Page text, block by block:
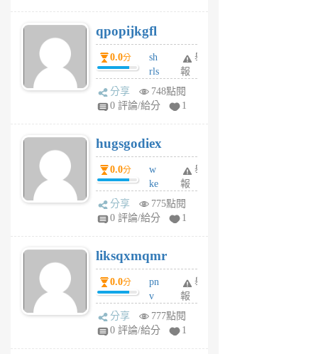
6
個
月
前
qpopijkgfl
0.0分
sh
rls
k
m
6
個
月
前
舉
報
分享
748點閱
0 評論/給分
1
hugsgodiex
0.0分
w
ke
rv
pj
6
個
月
前
舉
報
分享
775點閱
0 評論/給分
1
liksqxmqmr
0.0分
pn
v
wt
sv
舉
報
分享
777點閱
0 評論/給分
1